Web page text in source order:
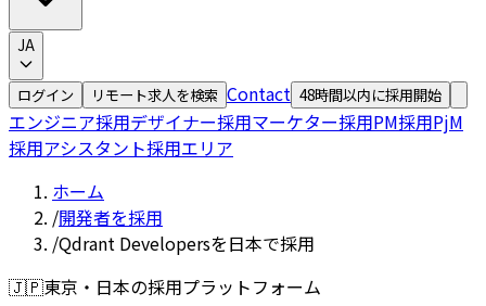
JA
ログイン リモート求人を検索 Contact 48時間以内に採用開始
エンジニア採用デザイナー採用マーケター採用PM採用PjM
採用アシスタント採用エリア
ホーム
/開発者を採用
/Qdrant Developersを日本で採用
🇯🇵東京・日本の採用プラットフォーム